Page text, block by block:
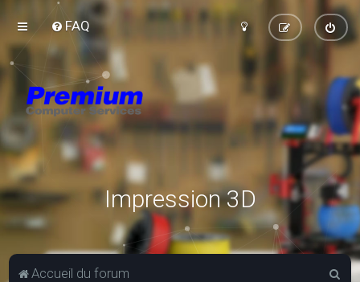
FAQ
Impression 3D
Accueil du forum